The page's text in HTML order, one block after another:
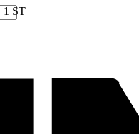
1 ST